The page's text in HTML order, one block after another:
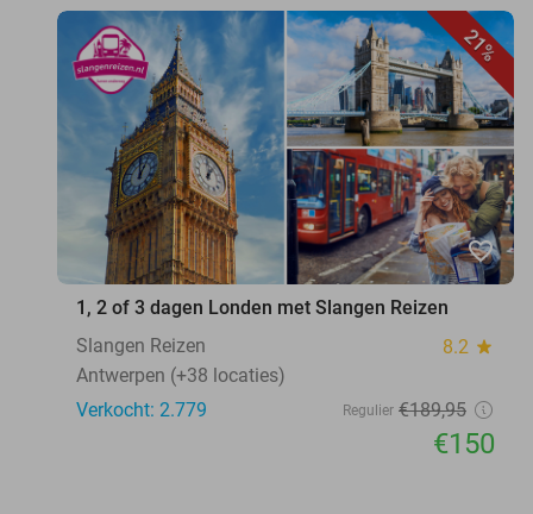
21%
favorite_border
1, 2 of 3 dagen Londen met Slangen Reizen
Slangen Reizen
8.2 star
Antwerpen (+38 locaties)
Verkocht: 2.779
Regulier €189,95
€150